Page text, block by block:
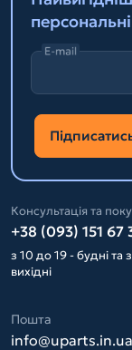
E-mail
Консультація та
+38 (093) 151 67
з 10 до 19 - будні та
вихідні
Пошта
info@uparts.in.ua